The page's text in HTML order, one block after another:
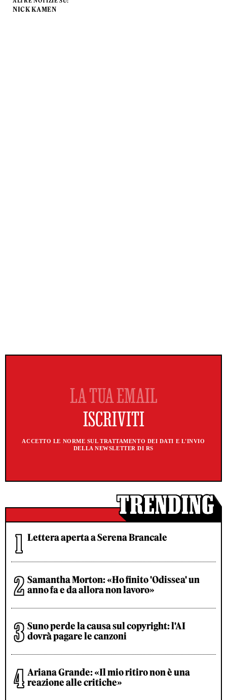
NICK KAMEN
ACCETTO LE NORME SUL TRATTAMENTO DEI DATI E L'INVIO
DELLA NEWSLETTER DI RS
Lettera aperta a Serena Brancale
Samantha Morton: «Ho finito 'Odissea' un
anno fa e da allora non lavoro»
Suno perde la causa sul copyright: l'AI
dovrà pagare le canzoni
Ariana Grande: «Il mio ritiro non è una
reazione alle critiche»